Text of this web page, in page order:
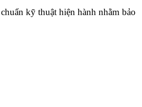
kỹ thuật hiện hành nhằm bảo